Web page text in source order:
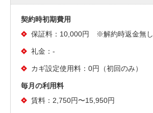
契約時初期費用
保証料：10,000円 ※解約時返金無し
礼金：-
カギ設定使用料：0円（初回のみ）
毎月の利用料
賃料：2,750円〜15,950円